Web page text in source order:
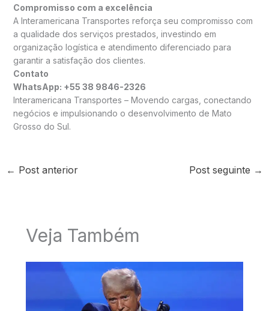
Compromisso com a excelência
A Interamericana Transportes reforça seu compromisso com
a qualidade dos serviços prestados, investindo em
organização logística e atendimento diferenciado para
garantir a satisfação dos clientes.
Contato
WhatsApp: +55 38 9846-2326
Interamericana Transportes – Movendo cargas, conectando
negócios e impulsionando o desenvolvimento de Mato
Grosso do Sul.
← Post anterior Post seguinte →
Veja Também